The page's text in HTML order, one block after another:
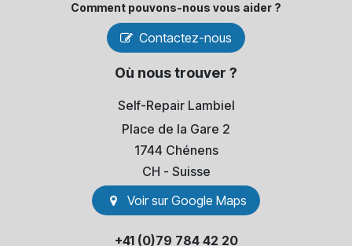
Comment pouvons-​nous vous aider ?
Contactez-nous
Où nous trouver ?
Self-Repair Lambiel
Place de la Gare 2
1744 Chénens
​CH - Suisse
Voir sur Go​​ogle Maps
+41 (0)79 784 42 20